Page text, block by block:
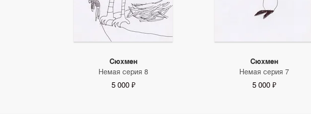
Сюхмен
Немая серия 8
5 000 ₽
Сюхмен
Немая серия 7
5 000 ₽